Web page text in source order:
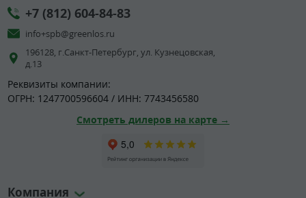
+7 (812) 604-84-83
info+spb@greenlos.ru
196128, г.Санкт-Петербург, ул. Кузнецовская,
д.13
Реквизиты компании:
ОГРН: 1247700596604 / ИНН: 7743456580
Смотреть дилеров на карте →
Компания